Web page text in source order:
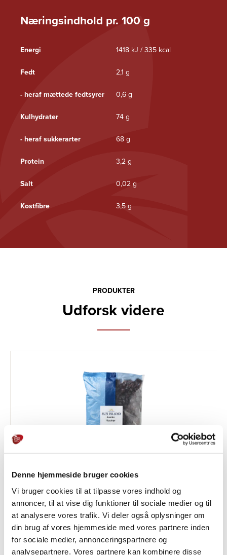
Denne hjemmeside bruger cookies
Vi bruger cookies til at tilpasse vores indhold og
annoncer, til at vise dig funktioner til sociale medier og til
at analysere vores trafik. Vi deler også oplysninger om
din brug af vores hjemmeside med vores partnere inden
for sociale medier, annonceringspartnere og
analysepartnere. Vores partnere kan kombinere disse
Næringsindhold pr. 100 g
Energi 1418 kJ / 335 kcal
Fedt 2,1 g
- heraf mættede fedtsyrer 0,6 g
Kulhydrater 74 g
- heraf sukkerarter 68 g
Protein 3,2 g
Salt 0,02 g
Kostfibre 3,5 g
PRODUKTER
Udforsk videre
Rosiner Jumbo
FRUGTBASERET